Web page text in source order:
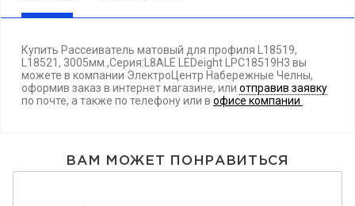
Купить Рассеиватель матовый для профиля L18519,
L18521, 3005мм.,Серия:L8ALE LEDeight LPC18519H3 вы
можете в компании ЭлектроЦентр Набережные Челны,
оформив заказ в интернет магазине, или отправив заявку
по почте, а также по телефонуили в офисе компании
ВАМ МОЖЕТ ПОНРАВИТЬСЯ